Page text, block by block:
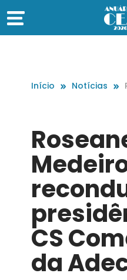
Início Notícias
CS
da